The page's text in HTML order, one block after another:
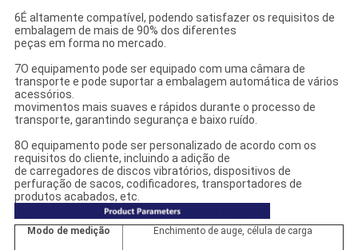
6É altamente compatível, podendo satisfazer os requisitos de
embalagem de mais de 90% dos diferentes
peças em forma no mercado.
7O equipamento pode ser equipado com uma câmara de
transporte e pode suportar a embalagem automática de vários
acessórios.
movimentos mais suaves e rápidos durante o processo de
transporte, garantindo segurança e baixo ruído.
8O equipamento pode ser personalizado de acordo com os
requisitos do cliente, incluindo a adição de
de carregadores de discos vibratórios, dispositivos de
perfuração de sacos, codificadores, transportadores de
produtos acabados, etc.
Modo de medição Enchimento de auge, célula de carga